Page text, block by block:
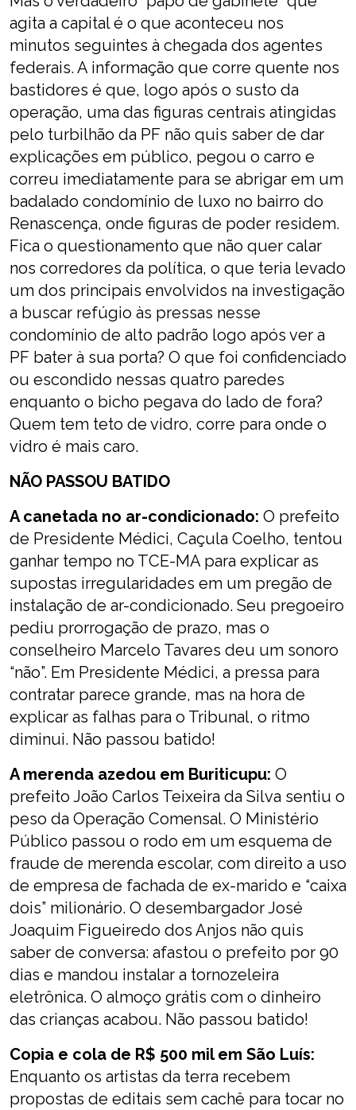
agita a capital é o que aconteceu nos
minutos seguintes à chegada dos agentes
federais. A informação que corre quente nos
bastidores é que, logo após o susto da
operação, uma das figuras centrais atingidas
pelo turbilhão da PF não quis saber de dar
explicações em público, pegou o carro e
correu imediatamente para se abrigar em um
badalado condomínio de luxo no bairro do
Renascença, onde figuras de poder residem.
Fica o questionamento que não quer calar
nos corredores da política, o que teria levado
um dos principais envolvidos na investigação
a buscar refúgio às pressas nesse
condomínio de alto padrão logo após ver a
PF bater à sua porta? O que foi confidenciado
ou escondido nessas quatro paredes
enquanto o bicho pegava do lado de fora?
Quem tem teto de vidro, corre para onde o
vidro é mais caro.
NÃO PASSOU BATIDO
A canetada no ar-condicionado: O prefeito
de Presidente Médici, Caçula Coelho, tentou
ganhar tempo no TCE-MA para explicar as
supostas irregularidades em um pregão de
instalação de ar-condicionado. Seu pregoeiro
pediu prorrogação de prazo, mas o
conselheiro Marcelo Tavares deu um sonoro
“não”. Em Presidente Médici, a pressa para
contratar parece grande, mas na hora de
explicar as falhas para o Tribunal, o ritmo
diminui. Não passou batido!
A merenda azedou em Buriticupu: O
prefeito João Carlos Teixeira da Silva sentiu o
peso da Operação Comensal. O Ministério
Público passou o rodo em um esquema de
fraude de merenda escolar, com direito a uso
de empresa de fachada de ex-marido e “caixa
dois” milionário. O desembargador José
Joaquim Figueiredo dos Anjos não quis
saber de conversa: afastou o prefeito por 90
dias e mandou instalar a tornozeleira
eletrônica. O almoço grátis com o dinheiro
das crianças acabou. Não passou batido!
Copia e cola de R$ 500 mil em São Luís:
Enquanto os artistas da terra recebem
propostas de editais sem cachê para tocar no